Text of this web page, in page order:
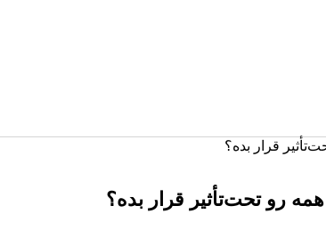
قرار بده؟
رو تحت‌تأثیر قرار بده؟